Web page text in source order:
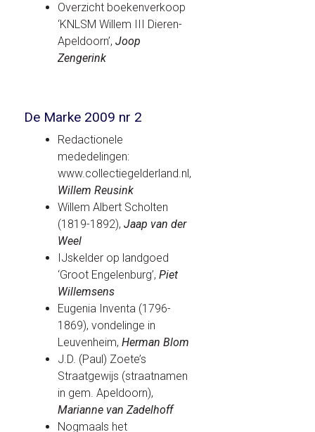
Overzicht boekenverkoop
‘KNLSM Willem III Dieren-
Apeldoorn’,Joop
Zengerink
De Marke 2009 nr 2
Redactionele
mededelingen:
www.collectiegelderland.nl,
Willem Reusink
Willem Albert Scholten
(1819-1892),Jaap van der
Weel
IJskelder op landgoed
‘Groot Engelenburg’,Piet
Willemsens
Eugenia Inventa (1796-
1869), vondelinge in
Leuvenheim,Herman Blom
J.D. (Paul) Zoete’s
Straatgewijs (straatnamen
in gem. Apeldoorn),
Marianne van Zadelhoff
Nogmaals het